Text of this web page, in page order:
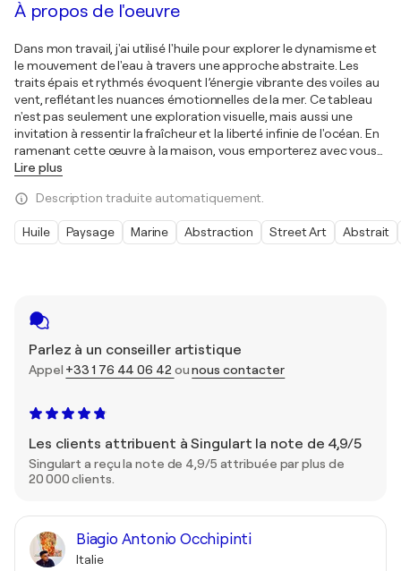
Parlez à un conseiller artistique
Appel +33 1 76 44 06 42 ounous contacter
Les clients attribuent à Singulart la note de 4,9/5
Singulart a reçu la note de 4,9/5 attribuée par plus de
20 000 clients.
Biagio Antonio Occhipinti
Italie
À propos de l'oeuvre
Dans mon travail, j'ai utilisé l'huile pour explorer le dynamisme et
le mouvement de l'eau à travers une approche abstraite. Les
traits épais et rythmés évoquent l’énergie vibrante des voiles au
vent, reflétant les nuances émotionnelles de la mer. Ce tableau
n'est pas seulement une exploration visuelle, mais aussi une
invitation à ressentir la fraîcheur et la liberté infinie de l'océan. En
ramenant cette œuvre à la maison, vous emporterez avec vous
Lire plus
Description traduite automatiquement.
Huile Paysage Marine Abstraction Street Art Abstrait